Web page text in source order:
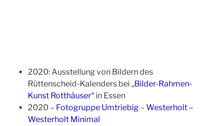
2020: Ausstellung von Bildern des
Rüttenscheid-Kalenders bei „Bilder-Rahmen-
Kunst Rotthäuser“ in Essen
2020 – Fotogruppe Umtriebig – Westerholt –
Westerholt Minimal